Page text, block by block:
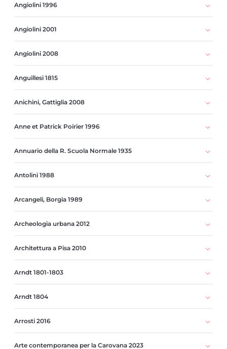
Angiolini 1996
Angiolini 2001
Angiolini 2008
Anguillesi 1815
Anichini, Gattiglia 2008
Anne et Patrick Poirier 1996
Annuario della R. Scuola Normale 1935
Antolini 1988
Arcangeli, Borgia 1989
Archeologia urbana 2012
Architettura a Pisa 2010
Arndt 1801-1803
Arndt 1804
Arrosti 2016
Arte contemporanea per la Carovana 2023